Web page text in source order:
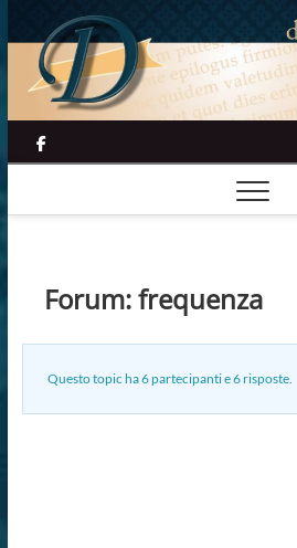
content
facebook
Forum: frequenza
Questo topic ha 6 partecipanti e 6 risposte.